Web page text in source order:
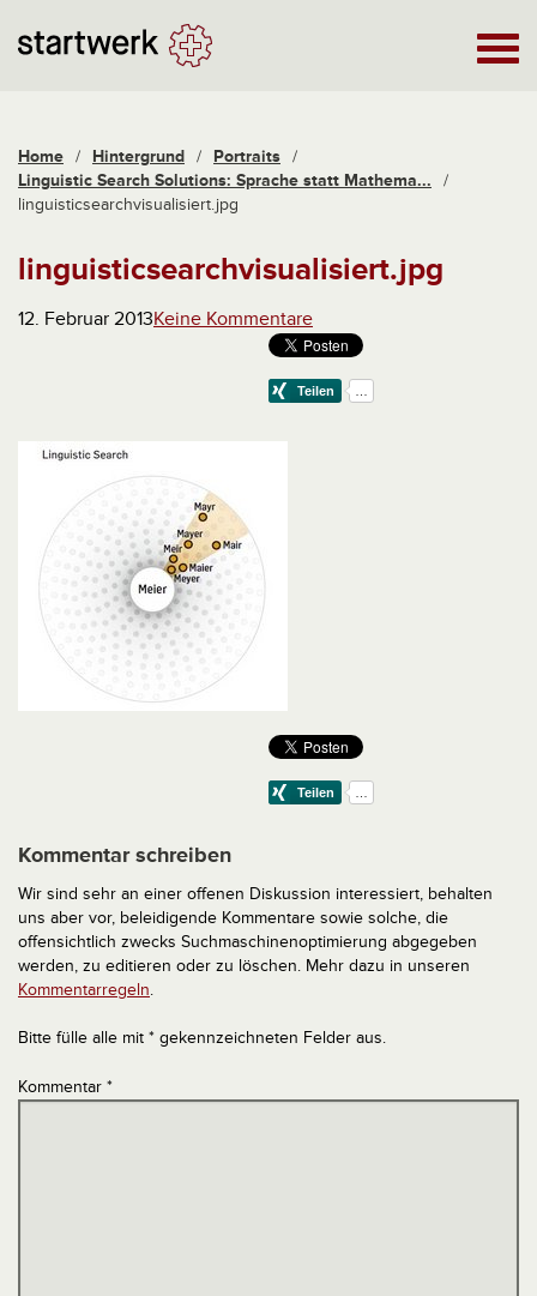
Home / Hintergrund / Portraits /
Linguistic Search Solutions: Sprache statt Mathema...
/
linguisticsearchvisualisiert.jpg
linguisticsearchvisualisiert.jpg
12. Februar 2013Keine Kommentare
Kommentar schreiben
Wir sind sehr an einer offenen Diskussion interessiert, behalten
uns aber vor, beleidigende Kommentare sowie solche, die
offensichtlich zwecks Suchmaschinenoptimierung abgegeben
werden, zu editieren oder zu löschen. Mehr dazu in unseren
Kommentarregeln.
Bitte fülle alle mit * gekennzeichneten Felder aus.
Kommentar *